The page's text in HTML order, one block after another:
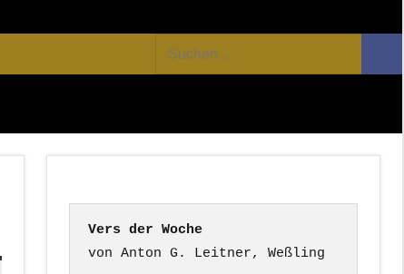
Suchen
nach:
Vers der Woche